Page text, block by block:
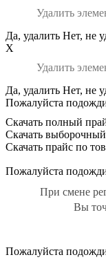
Удалить
Да, удалить Нет, не
X
Удалить
Да, удалить Нет, не
Пожалуйста
Скачать полный
Скачать
Скачать прайс по
Пожалуйста
При смене
Вы
Пожалуйста